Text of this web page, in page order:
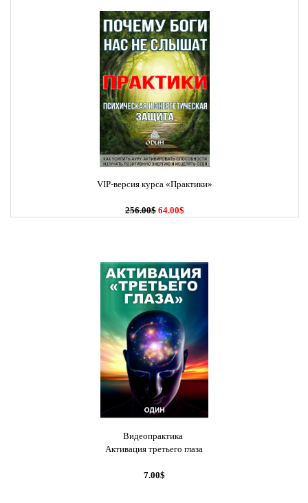
VIP-версия курса «Практики»
256.00$ 64.00$
Видеопрактика
Активация третьего глаза
7.00$